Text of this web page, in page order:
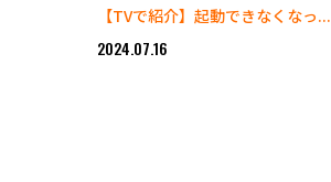
【TVで紹介】起動できなくなっ...
2024.07.16